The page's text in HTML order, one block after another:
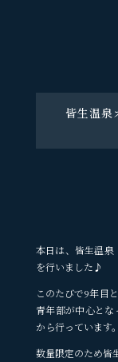
皆生温泉
本日は、皆生温泉
を行いました♪
このたびで9年目
青年部が中心と
から行っています。
数量限定のため皆